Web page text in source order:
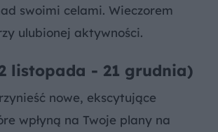
swoimi celami. Wieczorem
ulubionej aktywności.
listopada - 21 grudnia)
nowe, ekscytujące
wpłyną na Twoje plany na